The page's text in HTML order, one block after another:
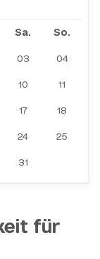
Sa. So.
03 04
10 11
17 18
24 25
31
für